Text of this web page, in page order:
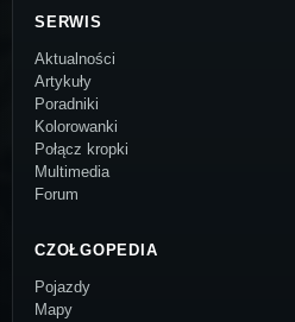
SERWIS
Aktualności
Artykuły
Poradniki
Kolorowanki
Połącz kropki
Multimedia
Forum
CZOŁGOPEDIA
Pojazdy
Mapy